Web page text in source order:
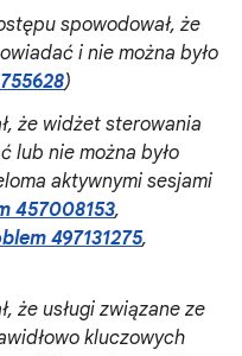
spowodował, że
i nie można było
)
że widżet sterowania
lub nie można było
aktywnymi sesjami
457008153,
497131275,
że usługi związane ze
kluczowych